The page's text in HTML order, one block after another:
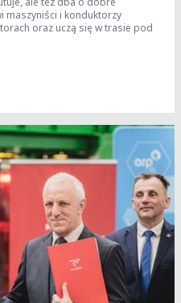
maszyniści i konduktorzy
oraz uczą się w trasie pod